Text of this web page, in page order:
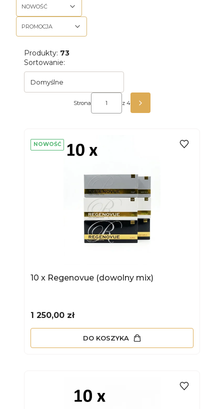
NOWOŚĆ
PROMOCJA
Koniec filtrów
Produkty: 73
Lista produktów
Sortowanie:
Domyślne
Strona z 4
NASTĘPNE PRODUKTY
NOWOŚĆ
10 x Regenovue (dowolny mix)
Cena
1 250,00 zł
DO KOSZYKA